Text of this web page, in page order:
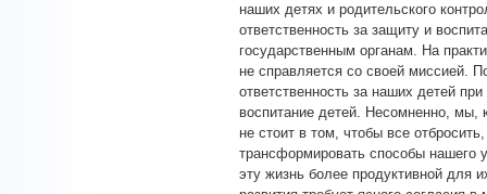
наших детях и родительского
ответственность за защиту и
государственным органам. На
не справляется со своей миссией.
ответственность за наших детей
воспитание детей. Несомненно, мы,
не стоит в том, чтобы все
трансформировать способы нашего
эту жизнь более продуктивной для